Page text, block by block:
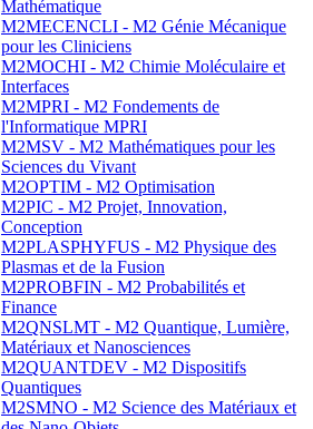
Mathématique
M2MECENCLI - M2 Génie Mécanique
pour les Cliniciens
M2MOCHI - M2 Chimie Moléculaire et
Interfaces
M2MPRI - M2 Fondements de
l'Informatique MPRI
M2MSV - M2 Mathématiques pour les
Sciences du Vivant
M2OPTIM - M2 Optimisation
M2PIC - M2 Projet, Innovation,
Conception
M2PLASPHYFUS - M2 Physique des
Plasmas et de la Fusion
M2PROBFIN - M2 Probabilités et
Finance
M2QNSLMT - M2 Quantique, Lumière,
Matériaux et Nanosciences
M2QUANTDEV - M2 Dispositifs
Quantiques
M2SMNO - M2 Science des Matériaux et